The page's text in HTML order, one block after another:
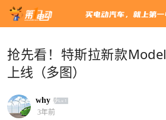
抢先看！特斯拉新款
上线（多图）
why
3年前